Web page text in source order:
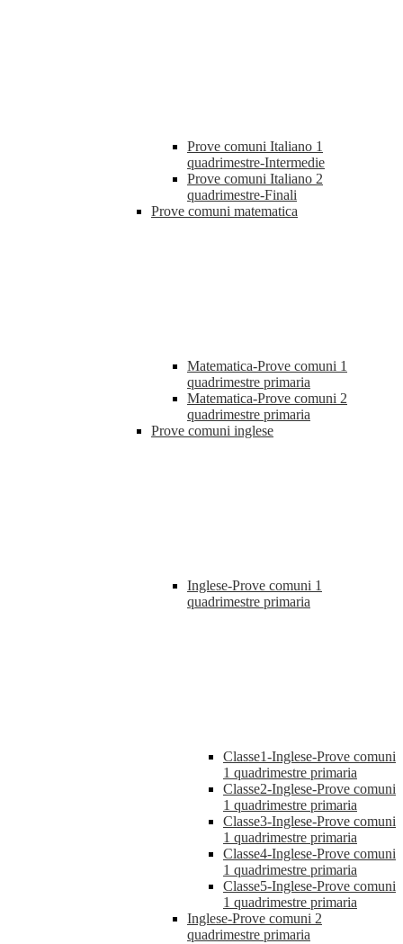
Prove comuni Italiano 1
quadrimestre-Intermedie
Prove comuni Italiano 2
quadrimestre-Finali
Prove comuni matematica
Matematica-Prove comuni 1
quadrimestre primaria
Matematica-Prove comuni 2
quadrimestre primaria
Prove comuni inglese
Inglese-Prove comuni 1
quadrimestre primaria
Classe1-Inglese-Prove comuni
1 quadrimestre primaria
Classe2-Inglese-Prove comuni
1 quadrimestre primaria
Classe3-Inglese-Prove comuni
1 quadrimestre primaria
Classe4-Inglese-Prove comuni
1 quadrimestre primaria
Classe5-Inglese-Prove comuni
1 quadrimestre primaria
Inglese-Prove comuni 2
quadrimestre primaria